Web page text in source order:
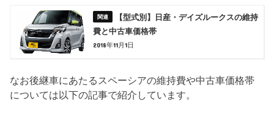
【型式別】日産・デイズルークスの維持
費と中古車価格帯
2018年11月1日
なお後継車にあたるスペーシアの維持費や中古車価格帯
については以下の記事で紹介しています。